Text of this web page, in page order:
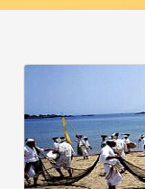
#어린이역사콘텐츠
독립선언 #내성